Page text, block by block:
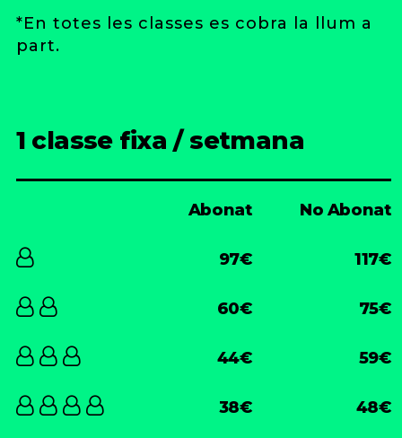
*En totes les classes es cobra la llum a
part.
1 classe fixa / setmana
Abonat No Abonat
97€ 117€
60€ 75€
44€ 59€
38€ 48€